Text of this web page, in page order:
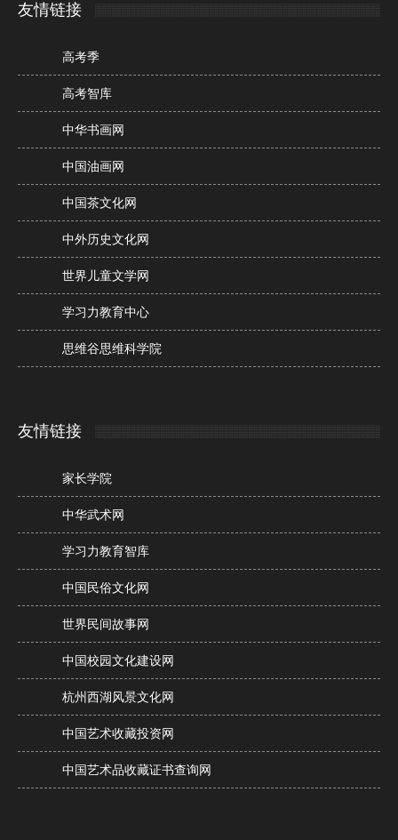
友情链接
高考季
高考智库
中华书画网
中国油画网
中国茶文化网
中外历史文化网
世界儿童文学网
学习力教育中心
思维谷思维科学院
友情链接
家长学院
中华武术网
学习力教育智库
中国民俗文化网
世界民间故事网
中国校园文化建设网
杭州西湖风景文化网
中国艺术收藏投资网
中国艺术品收藏证书查询网